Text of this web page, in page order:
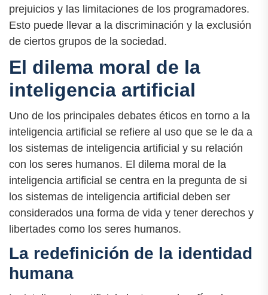
prejuicios y las limitaciones de los programadores.
Esto puede llevar a la discriminación y la exclusión
de ciertos grupos de la sociedad.
El dilema moral de la
inteligencia artificial
Uno de los principales debates éticos en torno a la
inteligencia artificial se refiere al uso que se le da a
los sistemas de inteligencia artificial y su relación
con los seres humanos. El dilema moral de la
inteligencia artificial se centra en la pregunta de si
los sistemas de inteligencia artificial deben ser
considerados una forma de vida y tener derechos y
libertades como los seres humanos.
La redefinición de la identidad
humana